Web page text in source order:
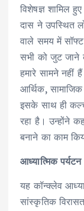
विशेषज्ञ शामिल
दास ने उपस्थित
वाले समय में
सभी को जुट जाने
हमारे सामने नहीं
आर्थिक,
इसके साथ ही
रहा है। उन्होंने
बनाने का काम
आध्यात्मिक
यह कॉन्क्लेव
सांस्कृतिक